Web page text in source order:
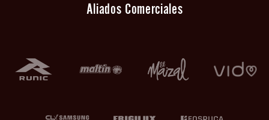
Aliados Comerciales